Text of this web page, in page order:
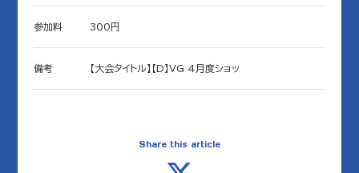
参加料 300円
備考 【大会タイトル】【D】VG 4月度ショッ
Share this article